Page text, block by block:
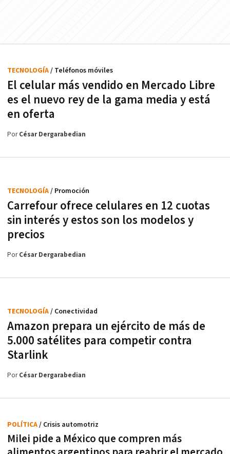
El celular más vendido en Mercado Libre
es el nuevo rey de la gama media y está
en oferta
TECNOLOGÍA/ Teléfonos móviles
PorCésar Dergarabedian
Carrefour ofrece celulares en 12 cuotas
sin interés y estos son los modelos y
precios
TECNOLOGÍA/ Promoción
PorCésar Dergarabedian
Amazon prepara un ejército de más de
5.000 satélites para competir contra
Starlink
TECNOLOGÍA/ Conectividad
PorCésar Dergarabedian
Milei pide a México que compren más
POLÍTICA/ Crisis automotriz